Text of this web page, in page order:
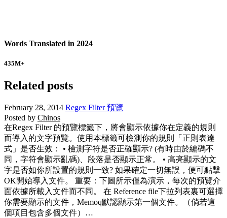
Words Translated in 2024
435M+
Related posts
February 28, 2014 Regex Filter 預覽
Posted by Chinos
在Regex Filter 的預覽標籤下，將會顯示依據你在定義的規則
而導入的文字預覽。使用本標籤可檢測你的規則「正則表達
式」是否生效： • 檢測字符是否正確顯示? (有時由於編碼不
同，字符會顯示亂碼)、段落是否顯示正常。 • 高亮顯示的文
字是否如你所設置的規則一致? 如果確定一切無誤，便可點擊
OK開始導入文件。 重要：下圖所示僅為演示，每次的預覽介
面依據所載入文件而不同。 在 Reference file下拉列表裏可選擇
你需要顯示的文件，Memoq默認顯示第一個文件。（倘若這
個項目包含多個文件）…